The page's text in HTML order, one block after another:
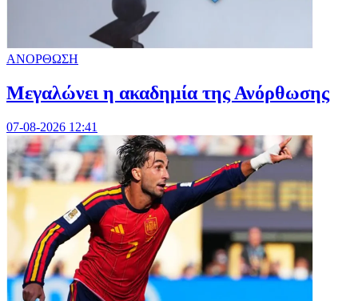
ΑΝΟΡΘΩΣΗ
Μεγαλώνει η ακαδημία της Ανόρθωσης
07-08-2026 12:41